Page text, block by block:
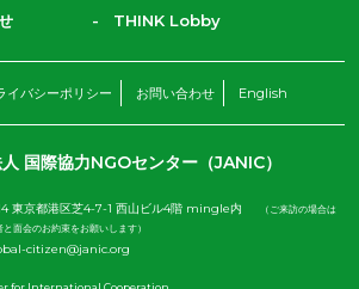
THINK Lobby
イバシーポリシー お問い合わせ English
国際協力NGOセンター（JANIC）
東京都港区芝4-7-1 西山ビル4階 mingle内
（ご来訪の場合は
面会のお約束をお願いします）
citizen@janic.org